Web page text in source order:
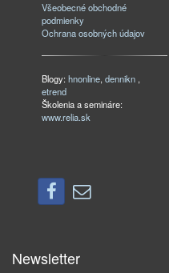
Všeobecné obchodné
podmienky
Ochrana osobných údajov
Blogy:hnonline,dennikn ,
etrend
Školenia a semináre:
www.relia.sk
Newsletter